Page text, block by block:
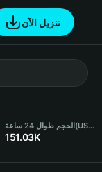
تنزيل الآن
الحجم طوال 24 ساعة(USDT)
151.03K